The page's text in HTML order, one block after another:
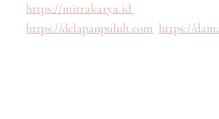
https://mitrakarya.id
https://delapanpuluh.com https://